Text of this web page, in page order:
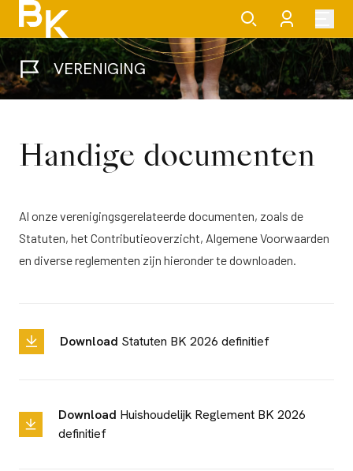
VERENIGING
Handige documenten
Al onze verenigingsgerelateerde documenten, zoals de
Statuten, het Contributieoverzicht, Algemene Voorwaarden
en diverse reglementen zijn hieronder te downloaden.
Download Statuten BK 2026 definitief
Download Huishoudelijk Reglement BK 2026
definitief